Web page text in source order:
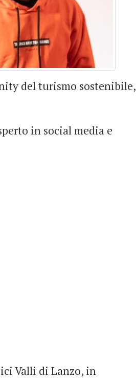
del turismo sostenibile,
in social media e
Valli di Lanzo, in